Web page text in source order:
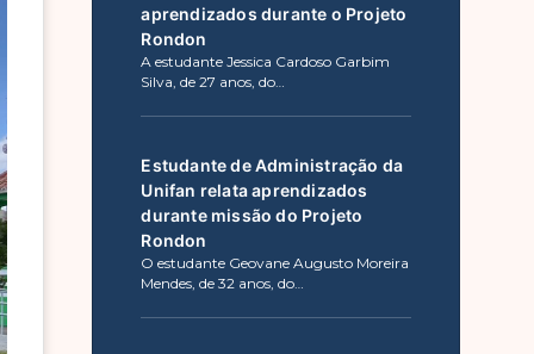
aprendizados durante o Projeto
Rondon
A estudante Jessica Cardoso Garbim
Silva, de 27 anos, do…
Estudante de Administração da
Unifan relata aprendizados
durante missão do Projeto
Rondon
O estudante Geovane Augusto Moreira
Mendes, de 32 anos, do…